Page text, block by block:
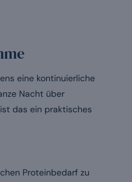
eine kontinuierliche
Nacht über
das ein praktisches
Proteinbedarf zu